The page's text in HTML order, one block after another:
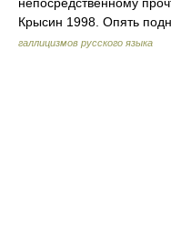
Крысин 1998. Опять
галлицизмов русского языка